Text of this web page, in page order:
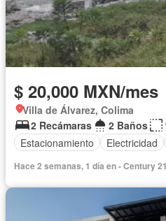
$ 20,000 MXN/mes
Villa de Álvarez, Colima
2 Recámaras
2 Baños
Estacionamiento
Electricidad
Hace 2 semanas, 1 día en - Century